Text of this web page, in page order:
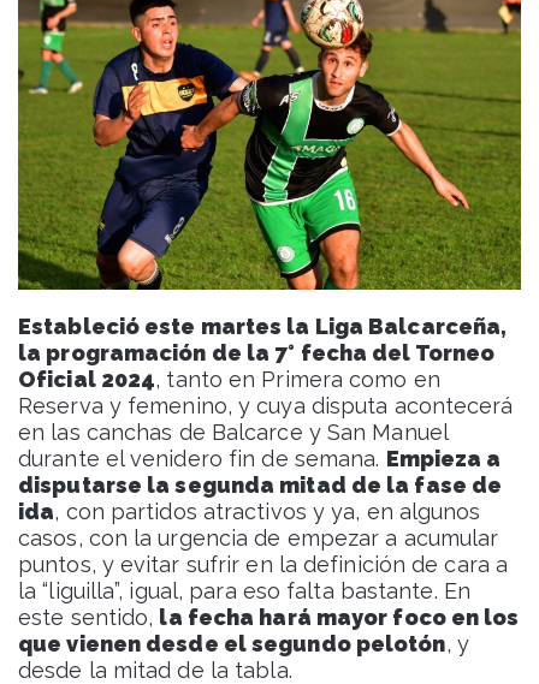
Estableció este martes la Liga Balcarceña,
la programación de la 7° fecha del Torneo
Oficial 2024, tanto en Primera como en
Reserva y femenino, y cuya disputa acontecerá
en las canchas de Balcarce y San Manuel
durante el venidero fin de semana. Empieza a
disputarse la segunda mitad de la fase de
ida, con partidos atractivos y ya, en algunos
casos, con la urgencia de empezar a acumular
puntos, y evitar sufrir en la definición de cara a
la “liguilla”, igual, para eso falta bastante. En
este sentido, la fecha hará mayor foco en los
que vienen desde el segundo pelotón, y
desde la mitad de la tabla.